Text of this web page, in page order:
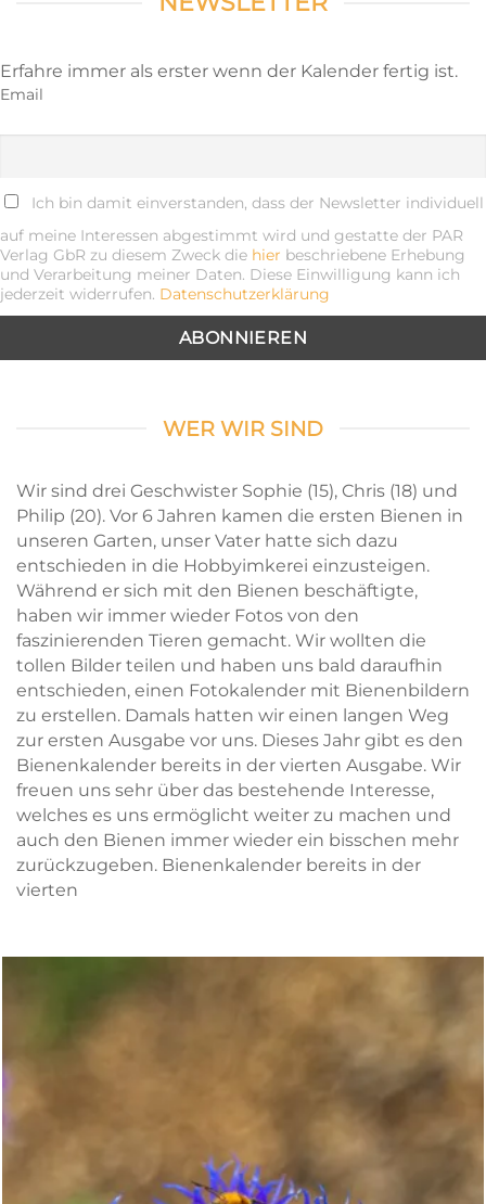
Erfahre immer als erster wenn der Kalender fertig ist.
Email
Ich bin damit einverstanden, dass der Newsletter individuell
auf meine Interessen abgestimmt wird und gestatte der PAR
Verlag GbR zu diesem Zweck die hier beschriebene Erhebung
und Verarbeitung meiner Daten. Diese Einwilligung kann ich
jederzeit widerrufen. Datenschutzerklärung
WER WIR SIND
Wir sind drei Geschwister Sophie (15), Chris (18) und
Philip (20). Vor 6 Jahren kamen die ersten Bienen in
unseren Garten, unser Vater hatte sich dazu
entschieden in die Hobbyimkerei einzusteigen.
Während er sich mit den Bienen beschäftigte,
haben wir immer wieder Fotos von den
faszinierenden Tieren gemacht. Wir wollten die
tollen Bilder teilen und haben uns bald daraufhin
entschieden, einen Fotokalender mit Bienenbildern
zu erstellen. Damals hatten wir einen langen Weg
zur ersten Ausgabe vor uns. Dieses Jahr gibt es den
Bienenkalender bereits in der vierten Ausgabe. Wir
freuen uns sehr über das bestehende Interesse,
welches es uns ermöglicht weiter zu machen und
auch den Bienen immer wieder ein bisschen mehr
zurückzugeben. Bienenkalender bereits in der
vierten